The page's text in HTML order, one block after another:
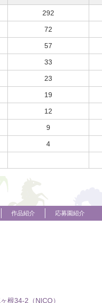
292
72
57
33
23
19
12
9
4
作品紹介 応募園紹介
根34-2（NICO）